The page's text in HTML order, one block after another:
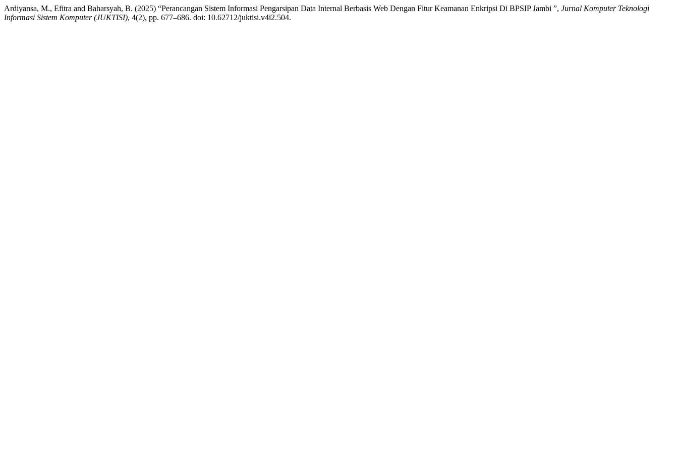
Ardiyansa, M., Efitra and Baharsyah, B. (2025) “Perancangan Sistem Informasi Pengarsipan Data Internal Berbasis Web Dengan Fitur Keamanan Enkripsi Di BPSIP Jambi ”, Jurnal Komputer Teknologi
Informasi Sistem Komputer (JUKTISI), 4(2), pp. 677–686. doi: 10.62712/juktisi.v4i2.504.